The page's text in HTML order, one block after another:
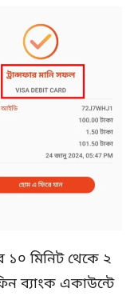
১০ মিনিট থেকে ২
ব্যাংক একাউন্টে